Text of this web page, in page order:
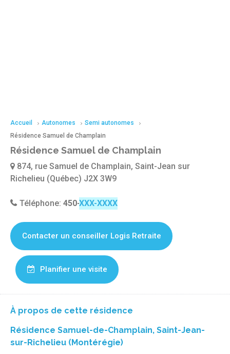
Accueil Autonomes
Semi autonomes
Résidence Samuel de Champlain
Résidence Samuel de Champlain
874, rue Samuel de Champlain, Saint-Jean sur
Richelieu (Québec) J2X 3W9
Téléphone: 450-358-2961
Contacter un conseiller Logis Retraite
Planifier une visite
À propos de cette résidence
Résidence Samuel-de-Champlain, Saint-Jean-
sur-Richelieu (Montérégie)